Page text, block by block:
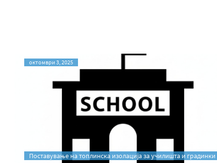
октомври 3, 2025
Поставување на топлинска изолација за училишта и градинки